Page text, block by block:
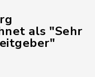
als "Sehr